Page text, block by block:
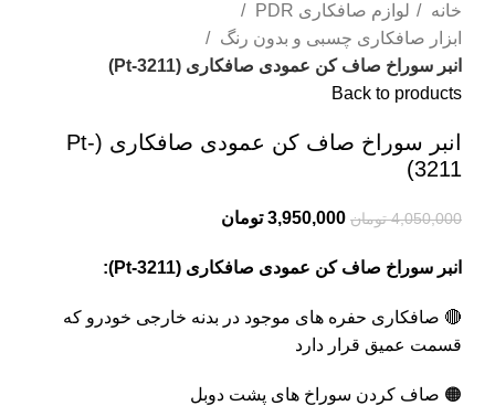
خانه
لوازم صافکاری PDR
ابزار صافکاری چسبی و بدون رنگ
انبر سوراخ صاف کن عمودی صافکاری (Pt-3211)
Back to products
انبر سوراخ صاف کن عمودی صافکاری (Pt-
3211)
4,050,000 تومان 3,950,000 تومان
انبر سوراخ صاف کن عمودی صافکاری (Pt-3211):
🔴 صافکاری حفره های موجود در بدنه خارجی خودرو که
قسمت عمیق قرار دارد
🟠 صاف کردن سوراخ های پشت دوبل